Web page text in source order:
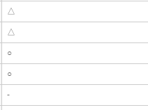
△
△
○
○
-